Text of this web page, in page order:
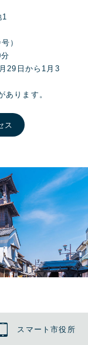
スマート市役所
1
）
29日から1月3
ります。
ス